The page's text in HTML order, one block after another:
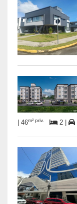
| 46m² priv. 2 |